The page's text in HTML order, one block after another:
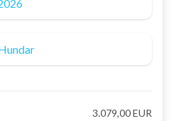
3.079,00 EUR